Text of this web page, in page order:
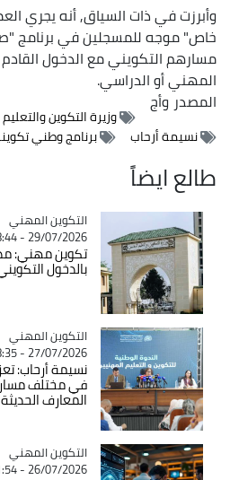
وأبرزت في ذات السياق, أنه يجري
خاص" موجه للمسجلين في برنامج
مسارهم التكويني مع الدخول القادم
المهني أو الدراسي.
المصدروأج
وزيرة التكوين والتعليم
نسيمة أرحاب
برنامج وطني تكويني
طالع ايضاً
Catégorie
التكوين المهني
29/07/2026 - 18:44
تكوين مهني:
بالدخول التكويني
Catégorie
التكوين المهني
27/07/2026 - 18:35
نسيمة أرحاب:
في مختلف
المعارف الحديثة
Catégorie
التكوين المهني
26/07/2026 - 21:54